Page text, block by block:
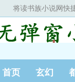
将读书族小说网快
首页 玄幻